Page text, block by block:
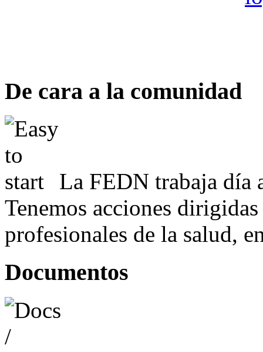
De cara a la comunidad
La FEDN trabaja día
Tenemos acciones
profesionales de la salud,
Documentos